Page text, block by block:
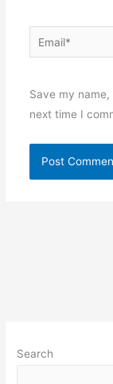
Email*
Save my
next time I
Search